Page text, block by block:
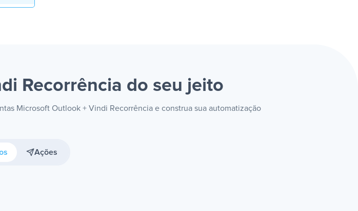
Recorrência do seu jeito
Microsoft Outlook + Vindi Recorrência e construa sua automatização
Ações